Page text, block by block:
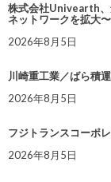
株式会社Univearth、
ネットワークを拡大〜
2026年8月5日
川崎重工業／ばら積
2026年8月5日
フジトランスコーポ
2026年8月5日